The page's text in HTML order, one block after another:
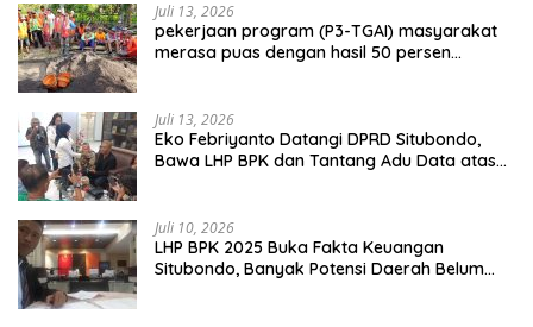
Juli 13, 2026
pekerjaan program (P3-TGAI) masyarakat
merasa puas dengan hasil 50 persen
Juli 13, 2026
Eko Febriyanto Datangi DPRD Situbondo,
Bawa LHP BPK dan Tantang Adu Data atas
Juli 10, 2026
LHP BPK 2025 Buka Fakta Keuangan
Situbondo, Banyak Potensi Daerah Belum